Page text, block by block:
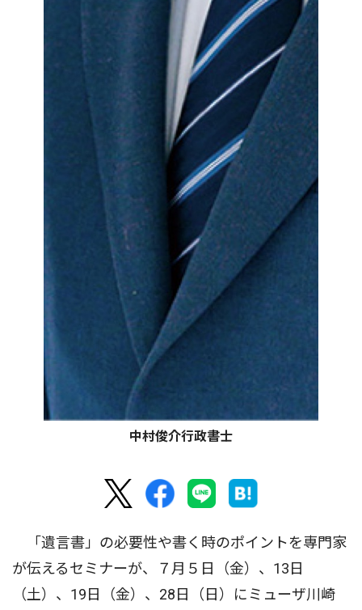
中村俊介行政書士
「遺言書」の必要性や書く時のポイントを専門家
が伝えるセミナーが、７月５日（金）、13日
（土）、19日（金）、28日（日）にミューザ川崎